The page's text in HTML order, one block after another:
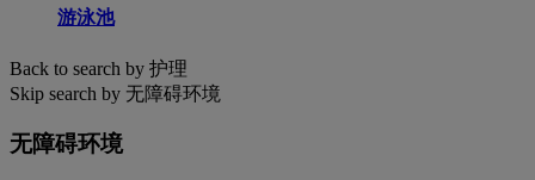
游泳池
Back to search by 护理
Skip search by 无障碍环境
无障碍环境